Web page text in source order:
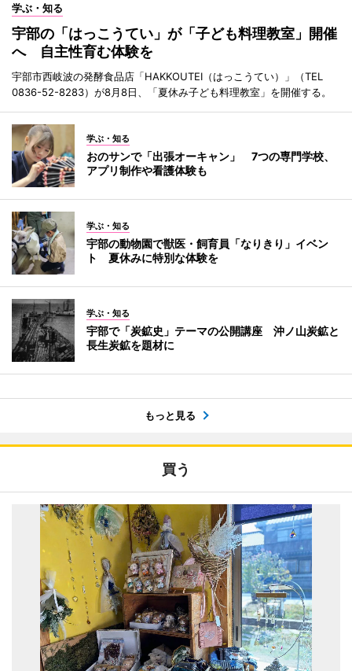
学ぶ・知る
宇部の「はっこうてい」が「子ども料理教室」開催
へ 自主性育む体験を
宇部市西岐波の発酵食品店「HAKKOUTEI（はっこうてい）」（TEL
0836-52-8283）が8月8日、「夏休み子ども料理教室」を開催する。
学ぶ・知る
おのサンで「出張オーキャン」 7つの専門学校、
アプリ制作や看護体験も
学ぶ・知る
宇部の動物園で獣医・飼育員「なりきり」イベン
ト 夏休みに特別な体験を
学ぶ・知る
宇部で「炭鉱史」テーマの公開講座 沖ノ山炭鉱と
長生炭鉱を題材に
もっと見る
買う